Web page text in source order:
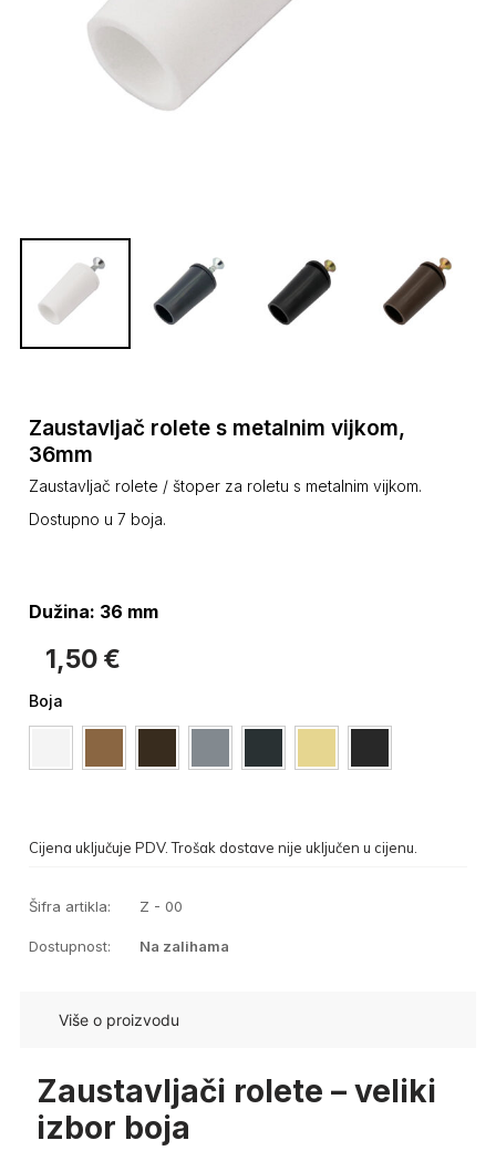
Zaustavljač rolete s metalnim vijkom,
36mm
Zaustavljač rolete / štoper za roletu s metalnim vijkom.
Dostupno u 7 boja.
Dužina: 36 mm
1,50 €
Boja
Cijena uključuje PDV. Trošak dostave nije uključen u cijenu.
Šifra artikla: Z - 00
Dostupnost: Na zalihama
Više o proizvodu
Zaustavljači rolete – veliki
izbor boja